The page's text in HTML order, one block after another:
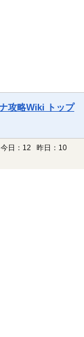
攻略Wiki トップ
今日：12 昨日：10